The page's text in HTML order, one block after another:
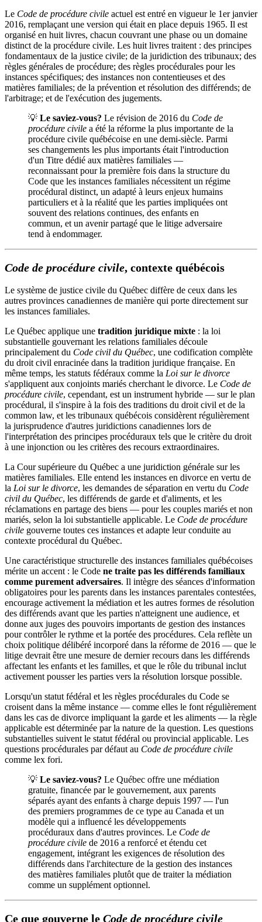
Le Code de procédure civile actuel est entré en vigueur le 1er janvier
2016, remplaçant une version qui était en place depuis 1965. Il est
organisé en huit livres, chacun couvrant une phase ou un domaine
distinct de la procédure civile. Les huit livres traitent : des principes
fondamentaux de la justice civile; de la juridiction des tribunaux; des
règles générales de procédure; des règles procédurales pour les
instances spécifiques; des instances non contentieuses et des
matières familiales; de la prévention et résolution des différends; de
l'arbitrage; et de l'exécution des jugements.
💡 Le saviez-vous? Le révision de 2016 du Code de
procédure civile a été la réforme la plus importante de la
procédure civile québécoise en une demi-siècle. Parmi
ses changements les plus importants était l'introduction
d'un Titre dédié aux matières familiales —
reconnaissant pour la première fois dans la structure du
Code que les instances familiales nécessitent un régime
procédural distinct, un adapté à leurs enjeux humains
particuliers et à la réalité que les parties impliquées ont
souvent des relations continues, des enfants en
commun, et un avenir partagé que le litige adversaire
tend à endommager.
Code de procédure civile, contexte québécois
Le système de justice civile du Québec diffère de ceux dans les
autres provinces canadiennes de manière qui porte directement sur
les instances familiales.
Le Québec applique une tradition juridique mixte : la loi
substantielle gouvernant les relations familiales découle
principalement du Code civil du Québec, une codification complète
du droit civil enracinée dans la tradition juridique française. En
même temps, les statuts fédéraux comme la Loi sur le divorce
s'appliquent aux conjoints mariés cherchant le divorce. Le Code de
procédure civile, cependant, est un instrument hybride — sur le plan
procédural, il s'inspire à la fois des traditions du droit civil et de la
common law, et les tribunaux québécois considèrent régulièrement
la jurisprudence d'autres juridictions canadiennes lors de
l'interprétation des principes procéduraux tels que le critère du droit
à une injonction ou les critères des recours extraordinaires.
La Cour supérieure du Québec a une juridiction générale sur les
matières familiales. Elle entend les instances en divorce en vertu de
la Loi sur le divorce, les demandes de séparation en vertu du Code
civil du Québec, les différends de garde et d'aliments, et les
réclamations en partage des biens — pour les couples mariés et non
mariés, selon la loi substantielle applicable. Le Code de procédure
civile gouverne toutes ces instances et adapte leur conduite au
contexte procédural du Québec.
Une caractéristique structurelle des instances familiales québécoises
mérite un accent : le Code ne traite pas les différends familiaux
comme purement adversaires. Il intègre des séances d'information
obligatoires pour les parents dans les instances parentales contestées,
encourage activement la médiation et les autres formes de résolution
des différends avant que les parties n'atteignent une audience, et
donne aux juges des pouvoirs importants de gestion des instances
pour contrôler le rythme et la portée des procédures. Cela reflète un
choix politique délibéré incorporé dans la réforme de 2016 — que le
litige devrait être une mesure de dernier recours dans les différends
affectant les enfants et les familles, et que le rôle du tribunal inclut
activement pousser les parties vers la résolution lorsque possible.
Lorsqu'un statut fédéral et les règles procédurales du Code se
croisent dans la même instance — comme elles le font régulièrement
dans les cas de divorce impliquant la garde et les aliments — la règle
applicable est déterminée par la nature de la question. Les questions
substantielles suivent le statut fédéral ou provincial applicable. Les
questions procédurales par défaut au Code de procédure civile
comme lex fori.
💡 Le saviez-vous? Le Québec offre une médiation
gratuite, financée par le gouvernement, aux parents
séparés ayant des enfants à charge depuis 1997 — l'un
des premiers programmes de ce type au Canada et un
modèle qui a influencé les développements
procéduraux dans d'autres provinces. Le Code de
procédure civile de 2016 a renforcé et étendu cet
engagement, intégrant les exigences de résolution des
différends dans l'architecture de la gestion des instances
des matières familiales plutôt que de traiter la médiation
comme un supplément optionnel.
Ce que gouverne le Code de procédure civile